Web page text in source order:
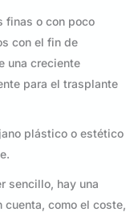
finas o con poco
con el fin de
una creciente
para el trasplante
plástico o estético
sencillo, hay una
cuenta, como el coste,